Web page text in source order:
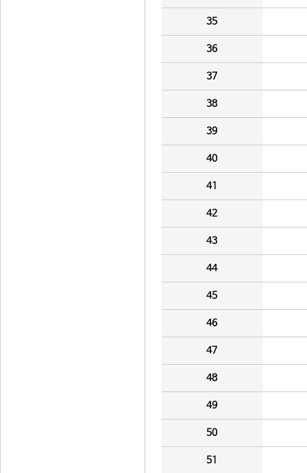
35
36
37
38
39
40
41
42
43
44
45
46
47
48
49
50
51